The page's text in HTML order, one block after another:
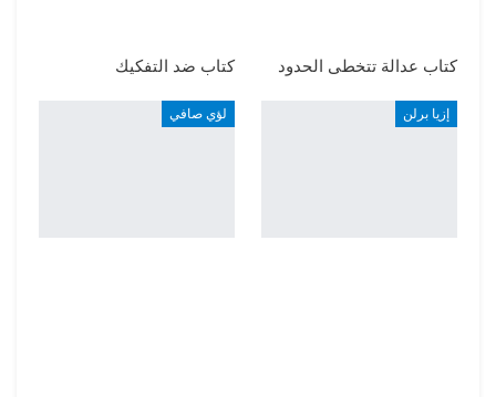
كتاب عدالة تتخطى الحدود كتاب ضد التفكيك
إزيا برلن لؤي صافي